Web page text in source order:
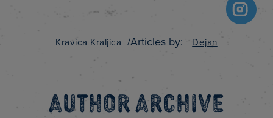
Kravica Kraljica /Articles by: Dejan
Author Archive